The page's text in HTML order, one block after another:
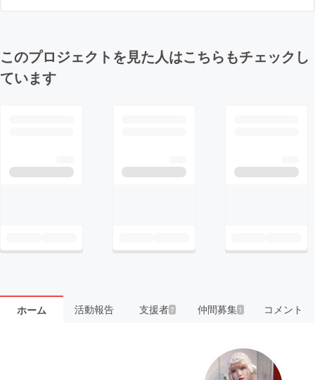
このプロジェクトを見た人はこちらもチェックし
ています
ホーム 活動報告 支援者7 仲間募集 1 コメント